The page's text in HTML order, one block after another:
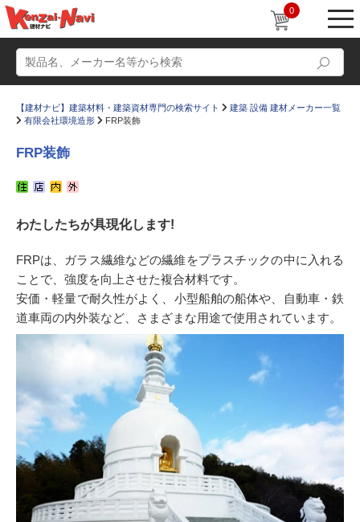
0
かたなび
すまいリング 設計士インタビュー
Q＆A 販売・施工代理店募集
お気に入り
【建材ナビ】建築材料・建築資材専門の検索サイト
建築 設備 建材メーカー一覧
有限会社環境造形
FRP装飾
FRP装飾
わたしたちが具現化します!
FRPは、ガラス繊維などの繊維をプラスチックの中に入れる
ことで、強度を向上させた複合材料です。
安価・軽量で耐久性がよく、小型船舶の船体や、自動車・鉄
道車両の内外装など、さまざまな用途で使用されています。